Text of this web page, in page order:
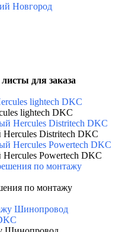
Новгород
для заказа
lightech DKC
Distritech DKC
Powertech DKC
по монтажу